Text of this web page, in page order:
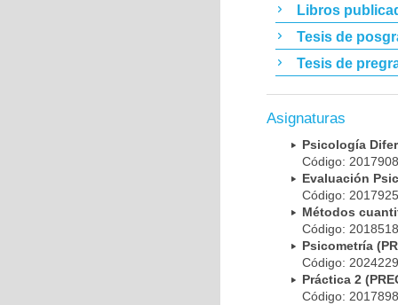
Libros
Tesis de
Tesis de
Asignaturas
Psicología
Código:
Evaluación
Código:
Métodos
Código:
Psicometría
Código:
Práctica 2
Código: